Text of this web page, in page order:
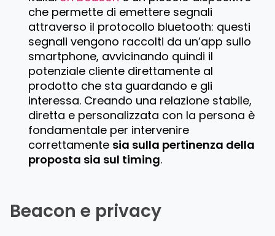
che permette di emettere segnali
attraverso il protocollo bluetooth: questi
segnali vengono raccolti da un’app sullo
smartphone, avvicinando quindi il
potenziale cliente direttamente al
prodotto che sta guardando e gli
interessa. Creando una relazione stabile,
diretta e personalizzata con la persona è
fondamentale per intervenire
correttamente sia sulla pertinenza della
proposta sia sul timing.
Beacon e privacy